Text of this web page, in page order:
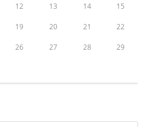
12 13 14 15
19 20 21 22
26 27 28 29